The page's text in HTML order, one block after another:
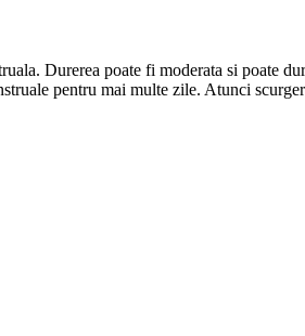
Durerea poate fi moderata si poate
pentru mai multe zile. Atunci